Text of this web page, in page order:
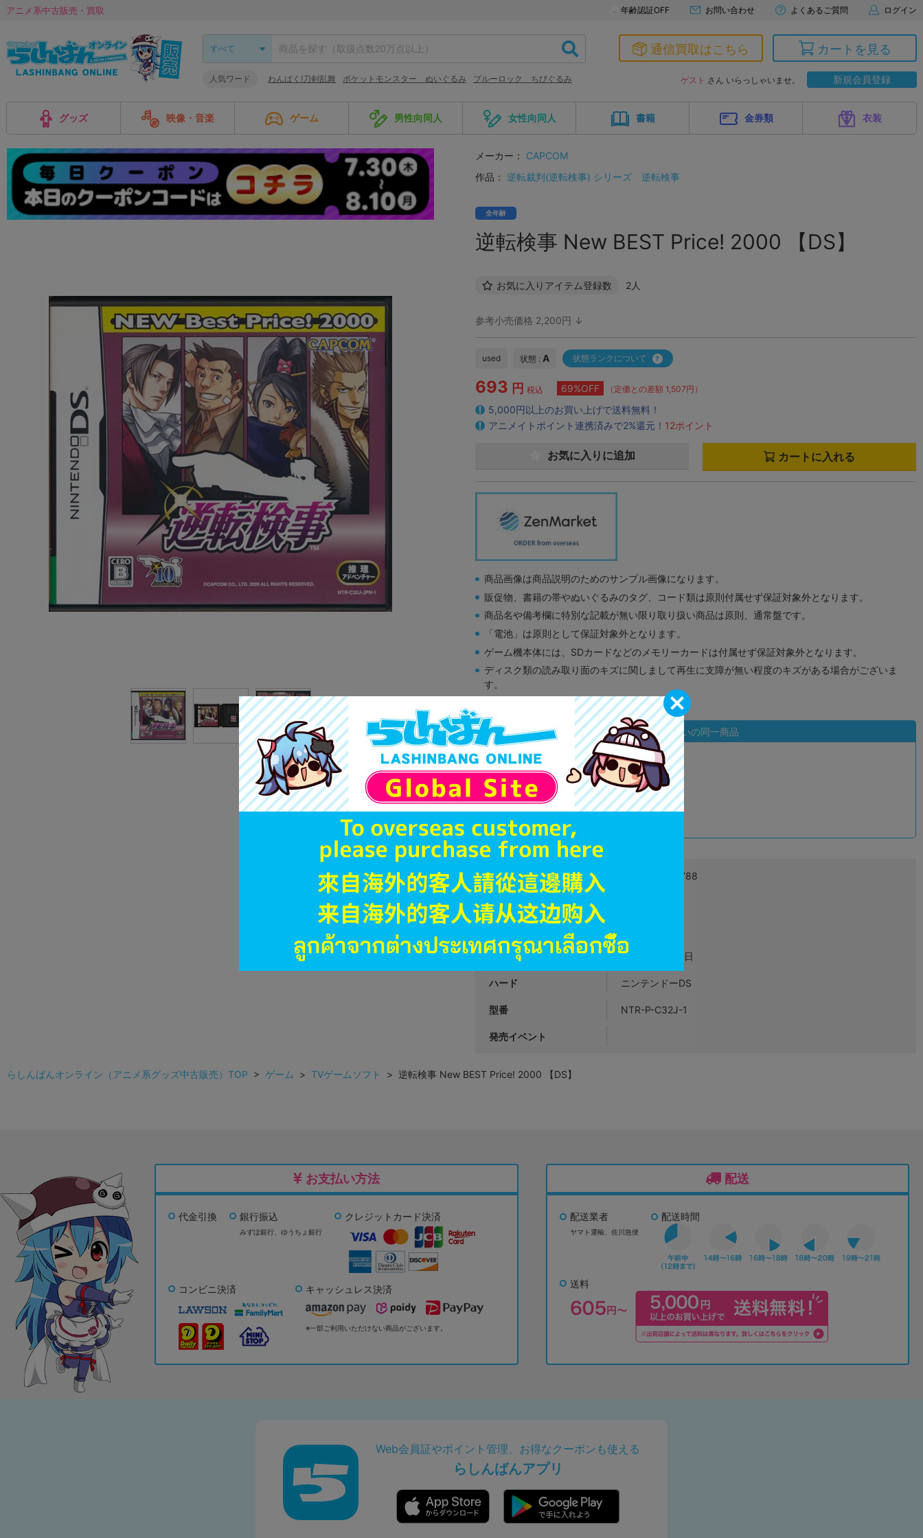
アニメ系中古販売・買取 年齢認証OFF お問い合わせ よくあるご質問 ログイン
人気ワード わんぱく!刀剣乱舞 ポケットモンスター ぬいぐるみ ブルーロック ちびぐるみ
通信買取はこちら カートを見る
ゲスト さん いらっしゃいませ。 新規会員登録
グッズ 映像・音楽 ゲーム 男性向同人 女性向同人 書籍 金券類 衣装
メーカー：
CAPCOM
作品：
逆転裁判(逆転検事) シリーズ 逆転検事
全年齢
逆転検事 New BEST Price! 2000 【DS】
お気に入りアイテム登録数 2人
参考小売価格 2,200円 ↓
used 状態 : A 状態ランクについて
693 円 税込 69%OFF （定価との差額 1,507円）
5,000円以上のお買い上げで送料無料！
アニメイトポイント連携済みで2%還元！ 12ポイント
カートに入れる
お気に入りに追加
商品画像は商品説明のためのサンプル画像になります。
販促物、書籍の帯やぬいぐるみのタグ、コード類は原則付属せず保証対象外となります。
商品名や備考欄に特別な記載が無い限り取り扱い商品は原則、通常盤です。
「電池」は原則として保証対象外となります。
ゲーム機本体には、SDカードなどのメモリーカードは付属せず保証対象外となります。
ディスク類の読み取り面のキズに関しまして再生に支障が無い程度のキズがある場合がございま
す。
※詳細につきましてはコチラ
状態違いの同一商品
A
オンライン
在庫あり 693
JANコード 4976219036788
商品番号
商品カテゴリ
発売日 2011年01月20日
ハード ニンテンドーDS
型番 NTR-P-C32J-1
発売イベント
らしんばんオンライン（アニメ系グッズ中古販売）TOP > ゲーム > TVゲームソフト > 逆転検事 New BEST Price! 2000 【DS】
お支払い方法
代金引換 銀行振込
みずほ銀行、 ゆうちょ銀行
クレジットカード決済
コンビニ決済 キャッシュレス決済
※一部ご利用いただけない商品がございます。
配送
配送業者
ヤマト運輸、佐川急便
配送時間
送料
Web会員証やポイント管理、お得なクーポンも使える
らしんばんアプリ